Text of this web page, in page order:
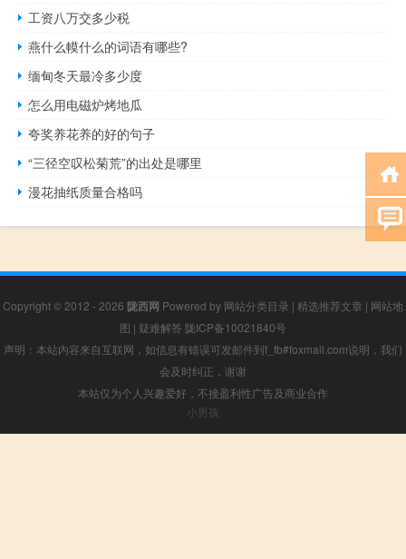
工资八万交多少税
燕什么幙什么的词语有哪些?
缅甸冬天最冷多少度
怎么用电磁炉烤地瓜
夸奖养花养的好的句子
“三径空叹松菊荒”的出处是哪里
漫花抽纸质量合格吗
Copyright © 2012 - 2026 陇西网 Powered by 网站分类目录 | 精选推荐文章 | 网站地
图 | 疑难解答 陇ICP备10021840号
声明：本站内容来自互联网，如信息有错误可发邮件到f_fb#foxmail.com说明，我们
会及时纠正，谢谢
本站仅为个人兴趣爱好，不接盈利性广告及商业合作
小男孩